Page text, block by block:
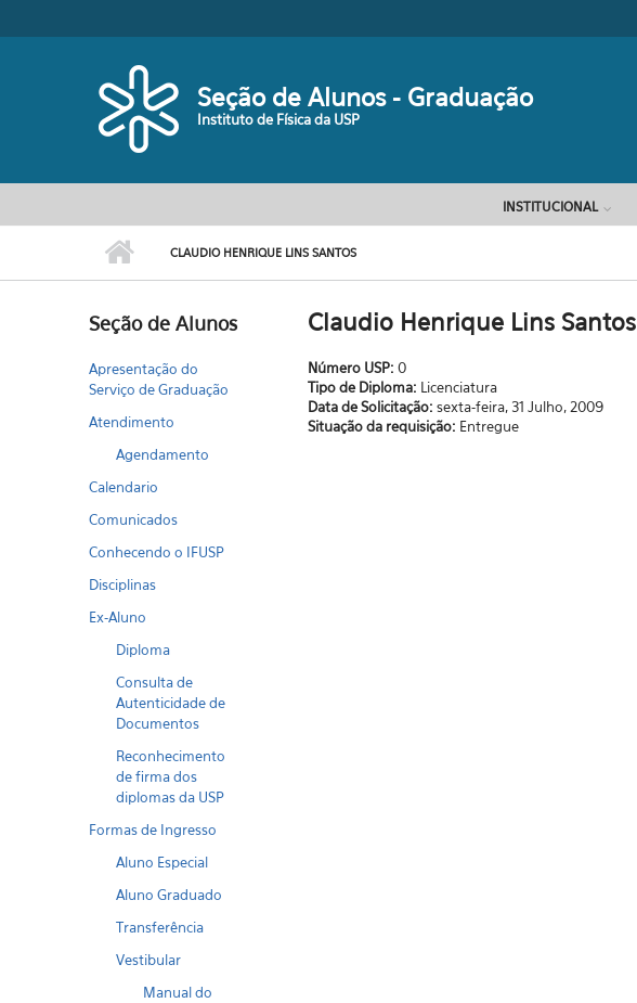
Seção de Alunos - Graduação
Instituto de Física da USP
INSTITUCIONAL
CLAUDIO HENRIQUE LINS SANTOS
Seção de Alunos
Apresentação do
Serviço de Graduação
Atendimento
Agendamento
Calendario
Comunicados
Conhecendo o IFUSP
Disciplinas
Ex-Aluno
Diploma
Consulta de
Autenticidade de
Documentos
Reconhecimento
de firma dos
diplomas da USP
Formas de Ingresso
Aluno Especial
Aluno Graduado
Transferência
Vestibular
Manual do
Claudio Henrique Lins Santos
Número USP: 0
Tipo de Diploma: Licenciatura
Data de Solicitação: sexta-feira, 31 Julho, 2009
Situação da requisição: Entregue